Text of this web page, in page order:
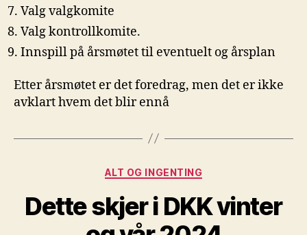
Valg valgkomite
Valg kontrollkomite.
Innspill på årsmøtet til eventuelt og årsplan
Etter årsmøtet er det foredrag, men det er ikke
avklart hvem det blir ennå
Kategorier
ALT OG INGENTING
Dette skjer i DKK vinter